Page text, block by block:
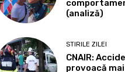
(analiză)
STIRILE ZILEI
CNAIR:
provoacă